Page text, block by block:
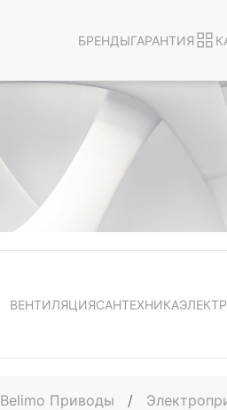
БРЕНДЫГАРАНТИЯ
ВЕНТИЛЯЦИЯСАНТЕХНИКА
Belimo Приводы /